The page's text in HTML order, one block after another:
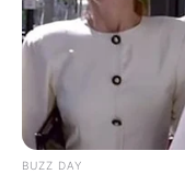
BUZZ DAY